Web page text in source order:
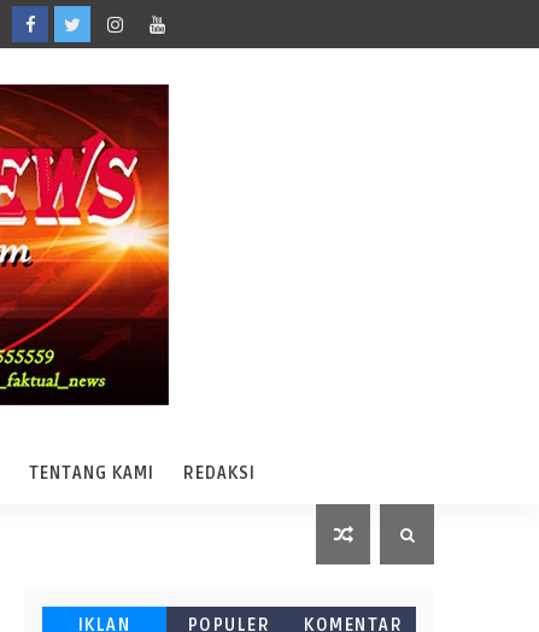
TENTANG KAMI REDAKSI
IKLAN POPULER KOMENTAR